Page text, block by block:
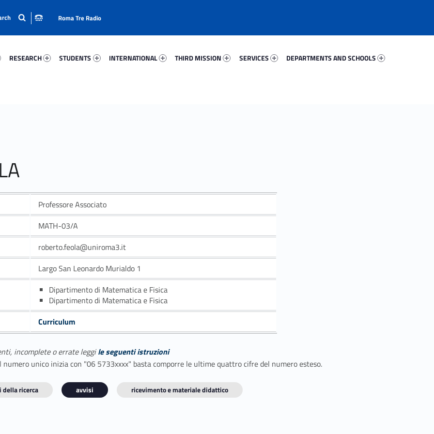
RESEARCH
STUDENTS
INTERNATIONAL
THIRD MISSION
SERVICES
DEPARTMENTS AND SCHOOLS
Roma Tre Radio
Professore Associato
MATH-03/A
roberto.feola@uniroma3.it
Largo San Leonardo Murialdo 1
Dipartimento di Matematica e Fisica
Dipartimento di Matematica e Fisica
Curriculum
incomplete o errate leggile seguenti istruzioni
unico inizia con "06 5733xxxx" basta comporre le ultime quattro cifre del numero esteso.
ricerca avvisi ricevimento e materiale didattico